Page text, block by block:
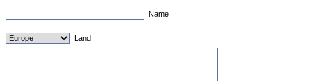
Name
Land